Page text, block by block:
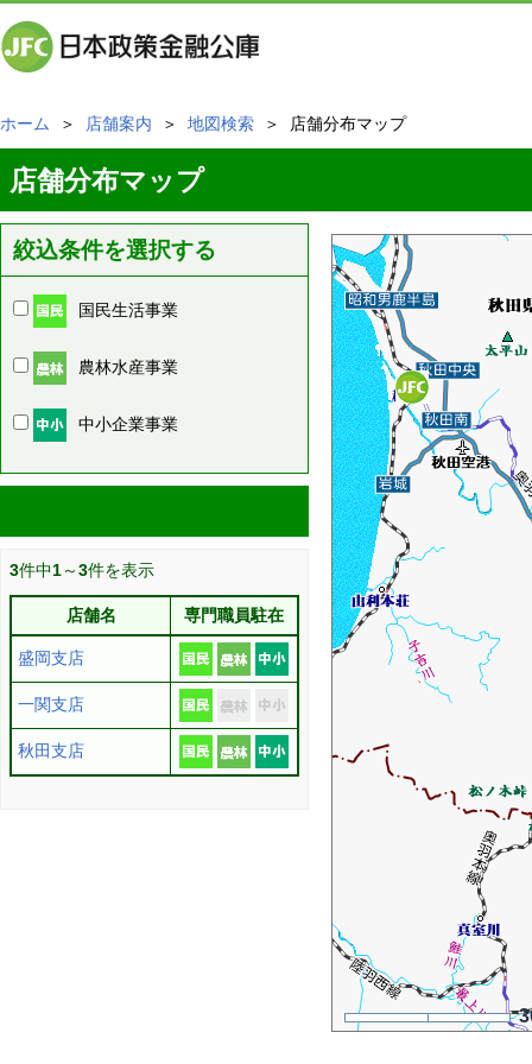
ホーム ＞ 店舗案内 ＞ 地図検索 ＞ 店舗分布マップ
店舗分布マップ
絞込条件を選択する
国民生活事業
農林水産事業
中小企業事業
3件中1～3件を表示
店舗名 専門職員駐在
盛岡支店
一関支店
秋田支店